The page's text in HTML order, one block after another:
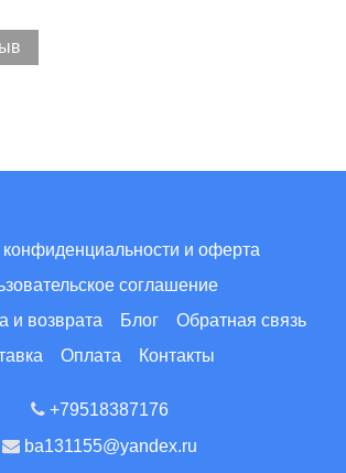
конфиденциальности и оферта
соглашение
и возврата
Блог
Обратная связь
Оплата Контакты
+79518387176
ba131155@yandex.ru